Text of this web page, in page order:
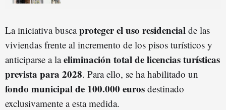
La iniciativa buscaproteger el uso residencial de las
viviendas frente al incremento de los pisos turísticos y
anticiparse a laeliminación total de licencias turísticas
prevista para 2028. Para ello, se ha habilitado un
fondo municipal de 100.000 euros destinado
exclusivamente a esta medida.